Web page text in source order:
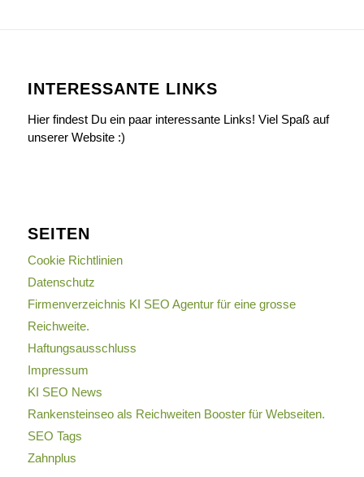
INTERESSANTE LINKS
Hier findest Du ein paar interessante Links! Viel Spaß auf
unserer Website :)
SEITEN
Cookie Richtlinien
Datenschutz
Firmenverzeichnis KI SEO Agentur für eine grosse
Reichweite.
Haftungsausschluss
Impressum
KI SEO News
Rankensteinseo als Reichweiten Booster für Webseiten.
SEO Tags
Zahnplus